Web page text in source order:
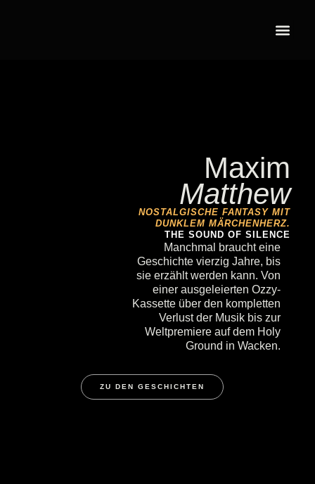
Maxim
Matthew
NOSTALGISCHE FANTASY MIT
DUNKLEM MÄRCHENHERZ.
THE SOUND OF SILENCE
Manchmal braucht eine
Geschichte vierzig Jahre, bis
sie erzählt werden kann. Von
einer ausgeleierten Ozzy-
Kassette über den kompletten
Verlust der Musik bis zur
Weltpremiere auf dem Holy
Ground in Wacken.
ZU DEN GESCHICHTEN